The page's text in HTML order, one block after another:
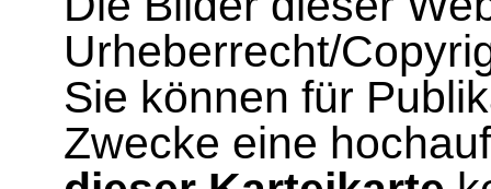
Urheberrecht/
Sie können für
Zwecke eine